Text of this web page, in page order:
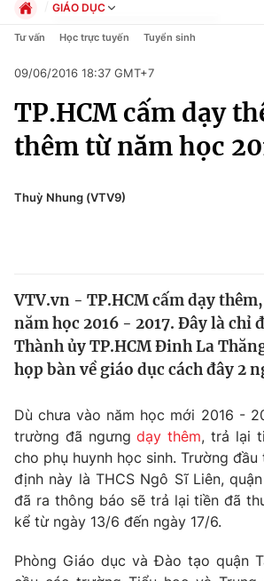
Chuyên mục
Chính trị
Thế giới
Tin tức
Thế giới đó đây
Câu chuyện quốc tế
Tài chính
Thị trường
Góc doanh nghiệp
Dữ liệu và đời sống
Truyền hình
Phim VTV
Hậu trường
GIÁO DỤC
Chính trị
Pháp luật
Kinh tế
Thể thao
Truyền hình
Y tế
Tư vấn Học trực tuyến Tuyển sinh
09/06/2016 18:37 GMT+7
TP.HCM cấm dạy
thêm từ năm học
Thuỳ Nhung (VTV9)
VTV.vn - TP.HCM cấm dạy
năm học 2016 - 2017. Đây là chỉ
Thành ủy TP.HCM Đinh La
họp bàn về giáo dục cách đây 2
Dù chưa vào năm học mới 2016 -
trường đã ngưngdạy thêm, trả lại
cho phụ huynh học sinh. Trường
định này là THCS Ngô Sĩ Liên,
đã ra thông báo sẽ trả lại tiền đã
kể từ ngày 13/6 đến ngày 17/6.
Phòng Giáo dục và Đào tạo quận